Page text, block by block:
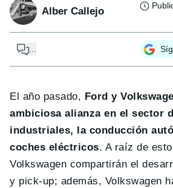
Alber Callejo
...
El año pasado, Ford y
ambiciosa alianza en el sector
industriales, la conducción
coches eléctricos. A raíz de
Volkswagen compartirán el
y pick-up; además, Volkswagen